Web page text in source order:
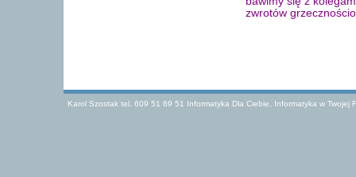
zwrotów
Karol Szostak tel. 609 51 69 51 Informatyka Dla Ciebie, Informatyka w Twojej